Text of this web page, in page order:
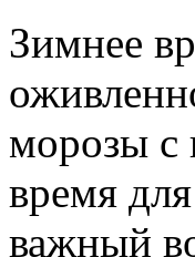
Зимнее
морозы с
время
важный